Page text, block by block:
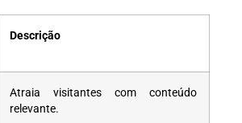
Descrição
Atraia visitantes com conteúdo
relevante.